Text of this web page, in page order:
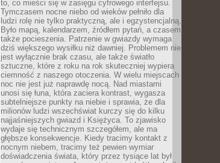
to, co mieści się w zasięgu cyfrowego interfejsu.
Tymczasem nocne niebo od wieków pełniło dla
ludzi rolę nie tylko praktyczną, ale i egzystencjalną.
Było mapą, kalendarzem, źródłem pytań, a czasem
także pocieszenia. Patrzenie w gwiazdy wymaga
dziś większego wysiłku niż dawniej. Problemem nie
jest wyłącznie brak czasu, ale także światło
sztuczne, które z roku na rok skuteczniej wypiera
ciemność z naszego otoczenia. W wielu miejscach
noc nie jest już naprawdę nocą. Nad miastami
unosi się łuna, która zaciera kontrast, wygasza
subtelniejsze punkty na niebie i sprawia, że dla
milionów ludzi wszechświat kurczy się do kilku
najjaśniejszych gwiazd i Księżyca. To zjawisko
wydaje się technicznym szczegółem, ale ma
głębsze konsekwencje. Kiedy tracimy kontakt z
nocnym niebem, tracimy też pewien wymiar
doświadczenia świata, który przez tysiące lat był